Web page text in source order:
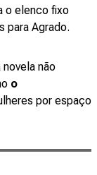
o elenco fixo
para Agrado.
não
o
por espaço